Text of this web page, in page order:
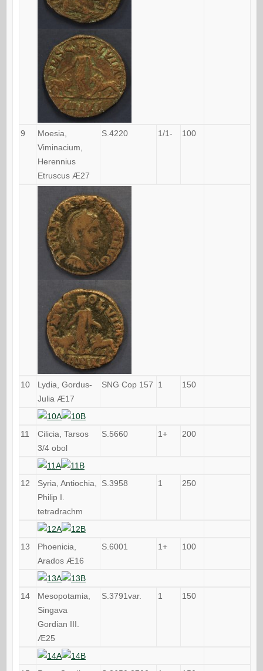
9
Moesia,
Viminacium,
Herennius
Etruscus Æ27
S.4220 1/1- 100
10
Lydia, Gordus-
Julia Æ17
SNG Cop 157 1 150
11
Cilicia, Tarsos
3/4 obol
S.5660 1+ 200
12
Syria, Antiochia,
Philip I.
tetradrachm
S.3958 1 250
13
Phoenicia,
Arados Æ16
S.6001 1+ 100
14
Mesopotamia,
Singava
Gordian III.
Æ25
S.3791var. 1 150